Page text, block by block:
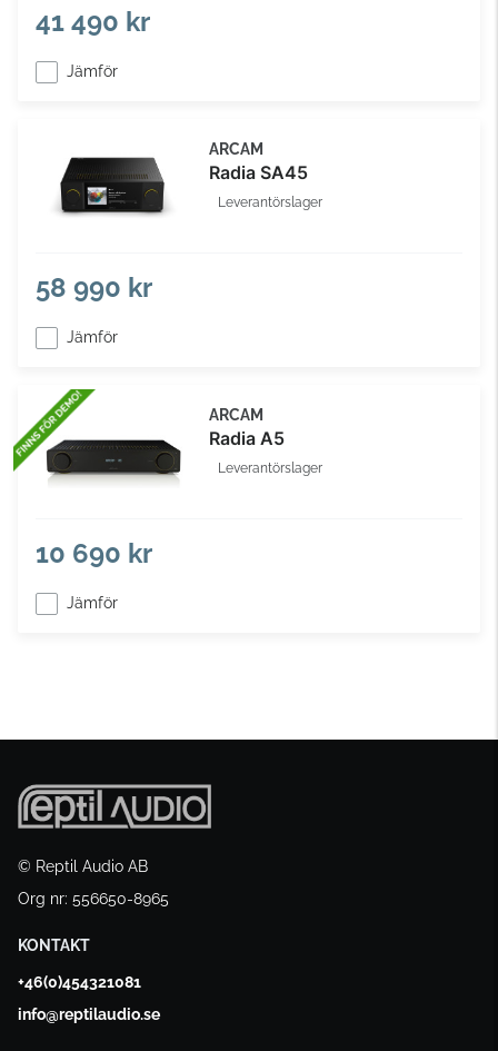
41 490 kr
Jämför
ARCAM
Radia SA45
Leverantörslager
58 990 kr
Jämför
ARCAM
Radia A5
Leverantörslager
10 690 kr
Jämför
© Reptil Audio AB
Org nr: 556650-8965
KONTAKT
+46(0)454321081
info@reptilaudio.se